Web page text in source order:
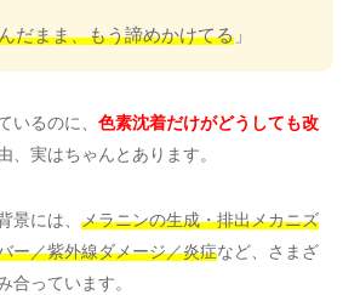
だまま、もう諦めかけてる 」
いるのに、 色素沈着だけがどうしても改
実はちゃんとあります。
景には、 メラニンの生成・排出メカニズ
ー／紫外線ダメージ／炎症など、さまざ
合っています。